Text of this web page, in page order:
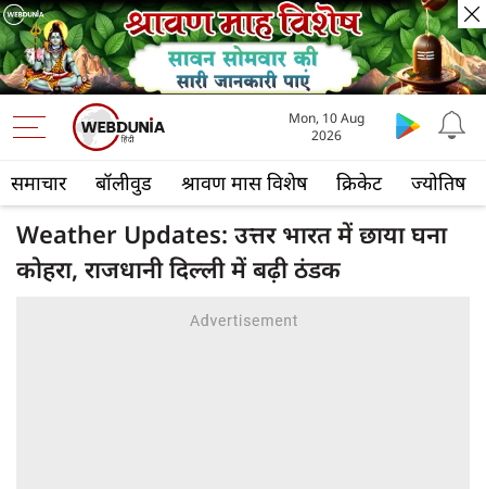
समाचार बॉलीवुड श्रावण मास विशेष क्रिकेट ज्योतिष
Mon, 10 Aug
2026
Weather Updates: उत्तर भारत में छाया घना
कोहरा, राजधानी दिल्ली में बढ़ी ठंडक